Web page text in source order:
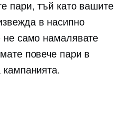
пари, тъй като вашите
в насипно
не само намалявате
повече пари в